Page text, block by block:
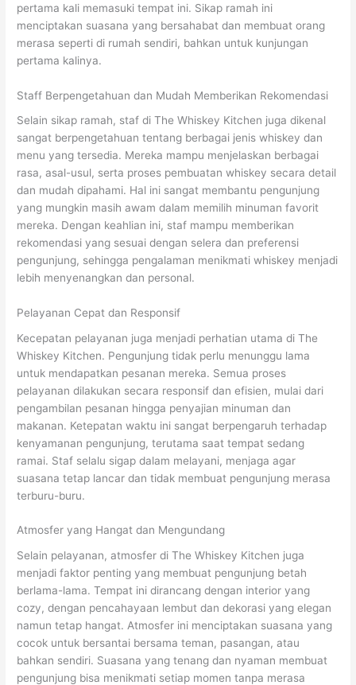
pertama kali memasuki tempat ini. Sikap ramah ini
menciptakan suasana yang bersahabat dan membuat orang
merasa seperti di rumah sendiri, bahkan untuk kunjungan
pertama kalinya.
Staff Berpengetahuan dan Mudah Memberikan Rekomendasi
Selain sikap ramah, staf di The Whiskey Kitchen juga dikenal
sangat berpengetahuan tentang berbagai jenis whiskey dan
menu yang tersedia. Mereka mampu menjelaskan berbagai
rasa, asal-usul, serta proses pembuatan whiskey secara detail
dan mudah dipahami. Hal ini sangat membantu pengunjung
yang mungkin masih awam dalam memilih minuman favorit
mereka. Dengan keahlian ini, staf mampu memberikan
rekomendasi yang sesuai dengan selera dan preferensi
pengunjung, sehingga pengalaman menikmati whiskey menjadi
lebih menyenangkan dan personal.
Pelayanan Cepat dan Responsif
Kecepatan pelayanan juga menjadi perhatian utama di The
Whiskey Kitchen. Pengunjung tidak perlu menunggu lama
untuk mendapatkan pesanan mereka. Semua proses
pelayanan dilakukan secara responsif dan efisien, mulai dari
pengambilan pesanan hingga penyajian minuman dan
makanan. Ketepatan waktu ini sangat berpengaruh terhadap
kenyamanan pengunjung, terutama saat tempat sedang
ramai. Staf selalu sigap dalam melayani, menjaga agar
suasana tetap lancar dan tidak membuat pengunjung merasa
terburu-buru.
Atmosfer yang Hangat dan Mengundang
Selain pelayanan, atmosfer di The Whiskey Kitchen juga
menjadi faktor penting yang membuat pengunjung betah
berlama-lama. Tempat ini dirancang dengan interior yang
cozy, dengan pencahayaan lembut dan dekorasi yang elegan
namun tetap hangat. Atmosfer ini menciptakan suasana yang
cocok untuk bersantai bersama teman, pasangan, atau
bahkan sendiri. Suasana yang tenang dan nyaman membuat
pengunjung bisa menikmati setiap momen tanpa merasa